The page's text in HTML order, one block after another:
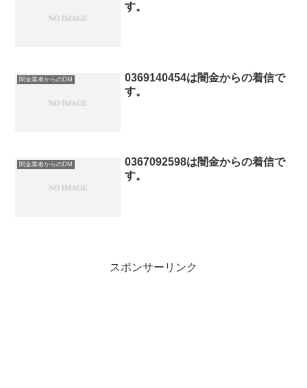
す。
闇金業者からのDM
0369140454は闇金からの着信で
す。
闇金業者からのDM
0367092598は闇金からの着信で
す。
スポンサーリンク